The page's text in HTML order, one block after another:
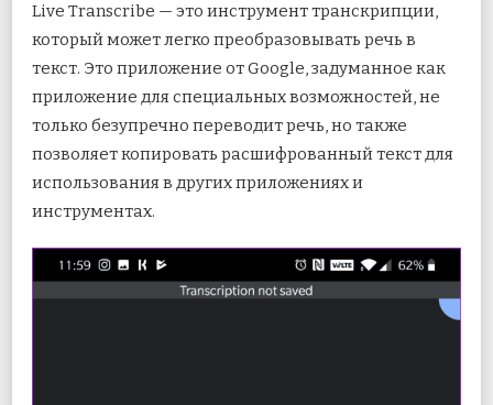
Live Transcribe — это инструмент транскрипции,
который может легко преобразовывать речь в
текст. Это приложение от Google, задуманное как
приложение для специальных возможностей, не
только безупречно переводит речь, но также
позволяет копировать расшифрованный текст для
использования в других приложениях и
инструментах.